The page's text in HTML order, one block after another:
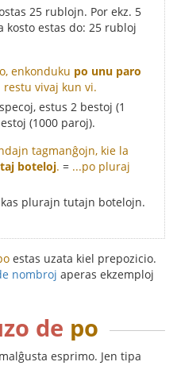
25 rublojn. Por ekz. 5
estas do: 25 rubloj
enkonduku po unu paro
vivaj kun vi.
estus 2 bestoj (1
(1000 paroj).
tagmanĝojn, kie la
boteloj. = ...po pluraj
plurajn tutajn botelojn.
estas uzata kiel prepozicio.
nombroj aperas ekzemploj
de po
esprimo. Jen tipa